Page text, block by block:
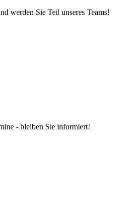
werden Sie Teil unseres Teams!
- bleiben Sie informiert!